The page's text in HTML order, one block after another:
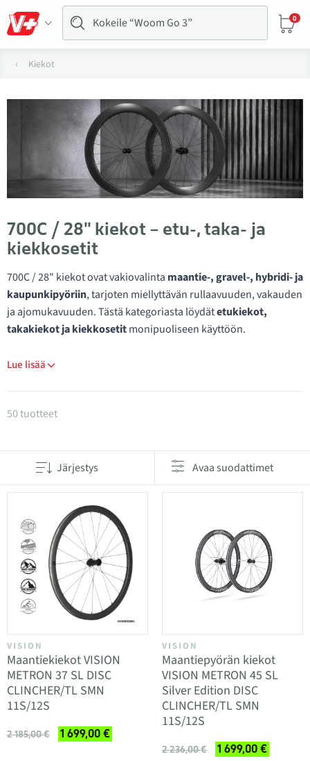
0
Kiekot
700C / 28" kiekot – etu-, taka- ja
kiekkosetit
700C / 28" kiekot ovat vakiovalinta maantie-, gravel-, hybridi- ja
kaupunkipyöriin, tarjoten miellyttävän rullaavuuden, vakauden
ja ajomukavuuden. Tästä kategoriasta löydätetukiekot,
takakiekot ja kiekkosetitmonipuoliseen käyttöön.
Lue lisää
Tuotteet kategoriassa 700C/28" kiekot
50 tuotteet
Järjestys Avaa suodattimet
VISION
Maantiekiekot VISION
METRON 37 SL DISC
CLINCHER/TL SMN
11S/12S
2 185,00 € 1 699,00 €
VISION
Maantiepyörän kiekot
VISION METRON 45 SL
Silver Edition DISC
CLINCHER/TL SMN
11S/12S
2 236,00 € 1 699,00 €